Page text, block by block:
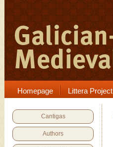
Homepage Littera Project
Cantigas
Authors